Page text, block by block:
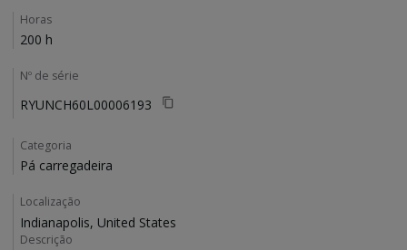
Horas
200 h
Nº de série
RYUNCH60L00006193
Categoria
Pá carregadeira
Localização
Indianapolis, United States
Descrição